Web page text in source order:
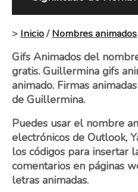
> Inicio/Nombres animados
Gifs Animados del
gratis. Guillermina gifs
animado. Firmas
de Guillermina.
Puedes usar el nombre
electrónicos de Outlook,
los códigos para insertar
comentarios en páginas
letras animadas.